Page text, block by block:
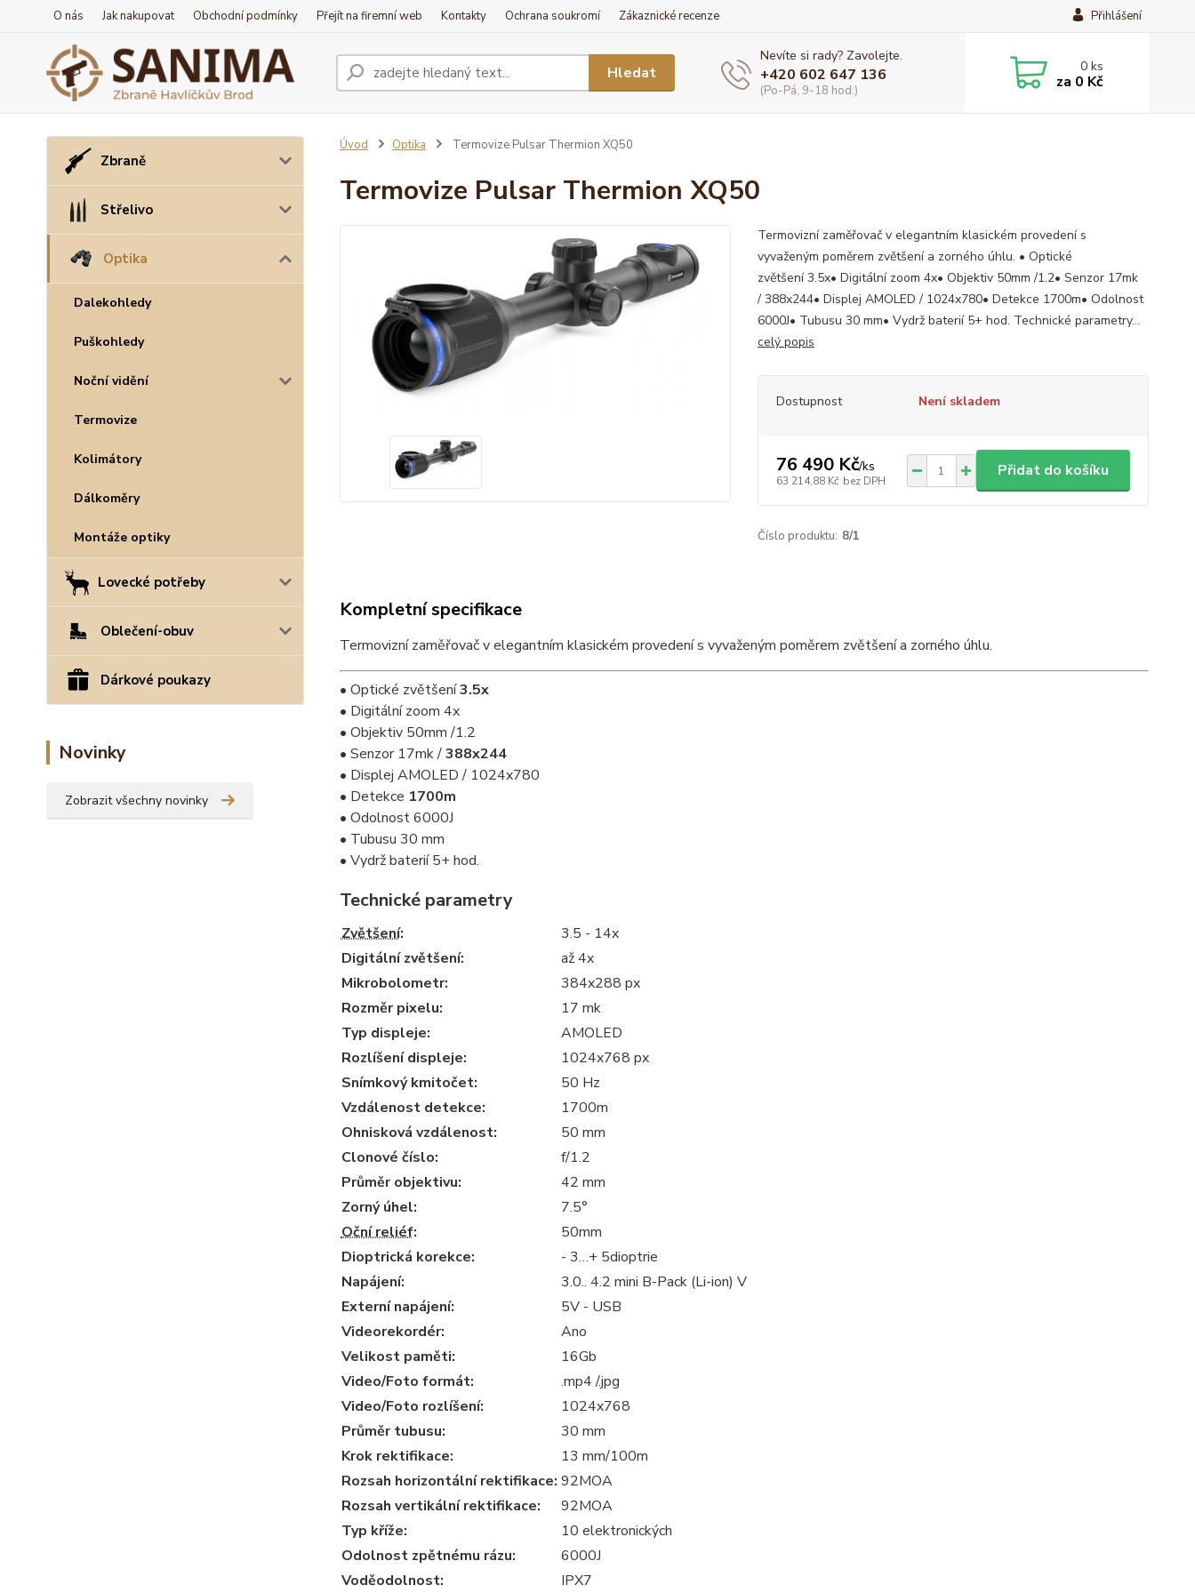
O nás Jak nakupovat Obchodní podmínky Přejít na firemní web Kontakty Ochrana soukromí Zákaznické recenze Přihlášení
Hledat
Nevíte si rady? Zavolejte.
+420 602 647 136
(Po-Pá, 9-18 hod.)
0ks
za 0 Kč
Zbraně
Střelivo
Optika
Dalekohledy
Puškohledy
Noční vidění
Termovize
Kolimátory
Dálkoměry
Montáže optiky
Lovecké potřeby
Oblečení-obuv
Dárkové poukazy
Novinky
Zobrazit všechny novinky
Úvod Optika Termovize Pulsar Thermion XQ50
Termovize Pulsar Thermion XQ50
Termovizní zaměřovač v elegantním klasickém provedení s
vyvaženým poměrem zvětšení a zorného úhlu. • Optické
zvětšení 3.5x• Digitální zoom 4x• Objektiv 50mm /1.2• Senzor 17mk
/ 388x244• Displej AMOLED / 1024x780• Detekce 1700m• Odolnost
6000J• Tubusu 30 mm• Vydrž baterií 5+ hod. Technické parametry...
celý popis
Dostupnost Není skladem
76 490 Kč/ks
63 214,88 Kč bez DPH
Přidat do košíku
Číslo produktu: 8/1
Kompletní specifikace
Termovizní zaměřovač v elegantním klasickém provedení s vyvaženým poměrem zvětšení a zorného úhlu.
• Optické zvětšení3.5x
• Digitální zoom 4x
• Objektiv 50mm /1.2
• Senzor 17mk /388x244
• Displej AMOLED / 1024x780
• Detekce 1700m
• Odolnost 6000J
• Tubusu 30 mm
• Vydrž baterií 5+ hod.
Technické parametry
Zvětšení:
3.5 - 14x
Digitální zvětšení:
až 4x
Mikrobolometr:
384x288 px
Rozměr pixelu:
17 mk
Typ displeje:
AMOLED
Rozlíšení displeje:
1024x768 px
Snímkový kmitočet:
50 Hz
Vzdálenost detekce:
1700m
Ohnisková vzdálenost:
50 mm
Clonové číslo:
f/1.2
Průměr objektivu:
42 mm
Zorný úhel:
7.5°
Oční reliéf:
50mm
Dioptrická korekce:
- 3…+ 5dioptrie
Napájení:
3.0.. 4.2 mini B-Pack (Li-ion) V
Externí napájení:
5V - USB
Videorekordér:
Ano
Velikost paměti:
16Gb
Video/Foto formát:
.mp4 /.jpg
Video/Foto rozlíšení:
1024x768
Průměr tubusu:
30 mm
Krok rektifikace:
13 mm/100m
Rozsah horizontální rektifikace: 92MOA
Rozsah vertikální rektifikace:
92MOA
Typ kříže:
10 elektronických
Odolnost zpětnému rázu:
6000J
Voděodolnost:
IPX7